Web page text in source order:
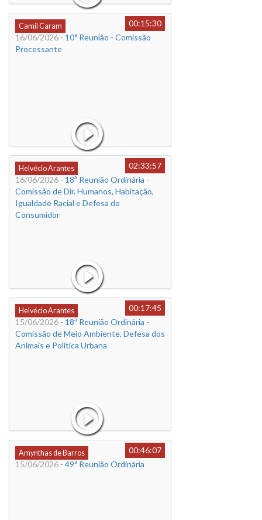
Camil Caram
00:15:30
16/06/2026 - 10ª Reunião - Comissão
Processante
Helvécio Arantes
02:33:57
16/06/2026 - 18ª Reunião Ordinária -
Comissão de Dir. Humanos, Habitação,
Igualdade Racial e Defesa do
Consumidor
Helvécio Arantes
00:17:45
15/06/2026 - 18ª Reunião Ordinária -
Comissão de Meio Ambiente, Defesa dos
Animais e Política Urbana
Amynthas de Barros
00:46:07
15/06/2026 - 49ª Reunião Ordinária